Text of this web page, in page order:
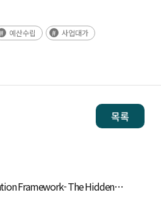
예산수립
사업대가
목록
Framework- The Hidden
Scope -